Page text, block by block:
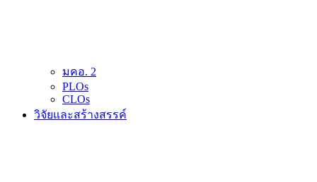
มคอ. 2
PLOs
CLOs
วิจัยและสร้างสรรค์